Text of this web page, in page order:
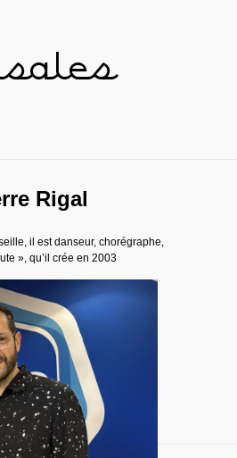
Rigal
il est danseur, chorégraphe,
», qu’il crée en 2003